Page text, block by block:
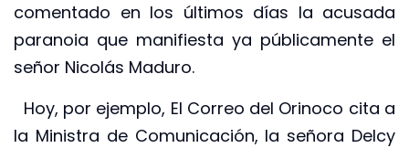
comentado en los últimos días la acusada
paranoia que manifiesta ya públicamente el
señor Nicolás Maduro.
Hoy, por ejemplo, El Correo del Orinoco cita a
la Ministra de Comunicación, la señora Delcy